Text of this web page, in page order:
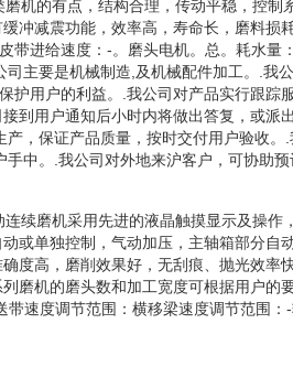
机的有点，结构合理，传动平稳，控制
冲减震功能，效率高，寿命长，磨料损
带进给速度：-。磨头电机。总。耗水量
主要是机械制造,及机械配件加工。.我
护用户的利益。.我公司对产品实行跟踪
到用户通知后小时内将做出答复，或派
，保证产品质量，按时交付用户验收。
中。.我公司对外地来沪客户，可协助
续磨机采用先进的液晶触摸显示及操作
或单独控制，气动加压，主轴箱部分自
度高，磨削效果好，无刮痕、抛光效率
磨机的磨头数和加工宽度可根据用户的
速度调节范围：横移梁速度调节范围：